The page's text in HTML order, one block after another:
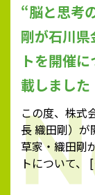
“脳と思考
剛が石川
トを開催
載しました
この度、株式
長 織田剛）が
草家・織田剛
トについて